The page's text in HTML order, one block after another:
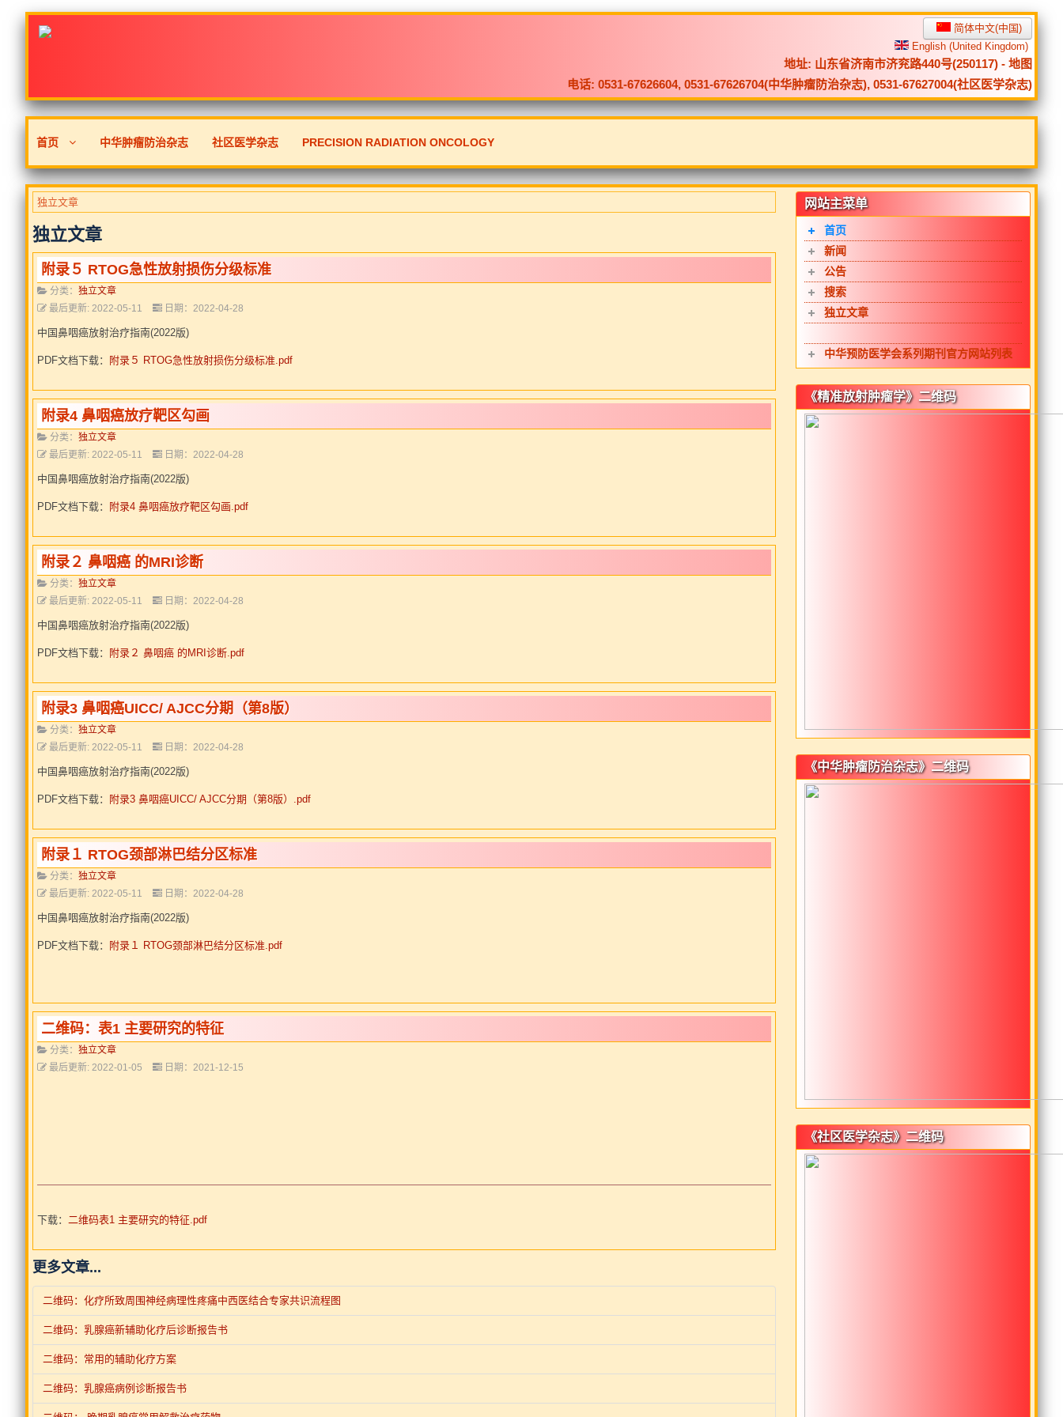
简体中文(中国)
English (United Kingdom)
地址: 山东省济南市济兖路440号(250117) - 地图
电话: 0531-67626604, 0531-67626704(中华肿瘤防治杂志), 0531-67627004(社区医学杂志)
首页 中华肿瘤防治杂志 社区医学杂志 PRECISION RADIATION ONCOLOGY
独立文章
独立文章
附录５ RTOG急性放射损伤分级标准
分类： 独立文章
最后更新: 2022-05-11
日期：2022-04-28
中国鼻咽癌放射治疗指南(2022版)
PDF文档下载： 附录５ RTOG急性放射损伤分级标准.pdf
附录4 鼻咽癌放疗靶区勾画
分类： 独立文章
最后更新: 2022-05-11
日期：2022-04-28
中国鼻咽癌放射治疗指南(2022版)
PDF文档下载： 附录4 鼻咽癌放疗靶区勾画.pdf
附录２ 鼻咽癌 的MRI诊断
分类： 独立文章
最后更新: 2022-05-11
日期：2022-04-28
中国鼻咽癌放射治疗指南(2022版)
PDF文档下载： 附录２ 鼻咽癌 的MRI诊断.pdf
附录3 鼻咽癌UICC/ AJCC分期（第8版）
分类： 独立文章
最后更新: 2022-05-11
日期：2022-04-28
中国鼻咽癌放射治疗指南(2022版)
PDF文档下载： 附录3 鼻咽癌UICC/ AJCC分期（第8版）.pdf
附录１ RTOG颈部淋巴结分区标准
分类： 独立文章
最后更新: 2022-05-11
日期：2022-04-28
中国鼻咽癌放射治疗指南(2022版)
PDF文档下载： 附录１ RTOG颈部淋巴结分区标准.pdf
二维码：表1 主要研究的特征
分类： 独立文章
最后更新: 2022-01-05
日期：2021-12-15
下载： 二维码表1 主要研究的特征.pdf
更多文章...
二维码：化疗所致周围神经病理性疼痛中西医结合专家共识流程图
二维码：乳腺癌新辅助化疗后诊断报告书
二维码：常用的辅助化疗方案
二维码：乳腺癌病例诊断报告书
网站主菜单
首页
新闻
公告
搜索
独立文章
中华预防医学会系列期刊官方网站列表
《精准放射肿瘤学》二维码
《中华肿瘤防治杂志》二维码
《社区医学杂志》二维码